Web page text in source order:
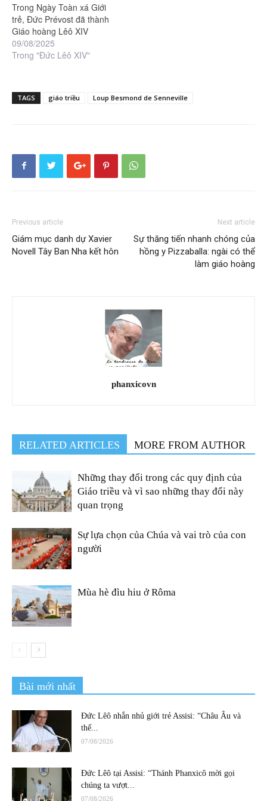
Trong Ngày Toàn xá Giới
trẻ, Đức Prévost đã thành
Giáo hoàng Lêô XIV
09/08/2025
Trong "Đức Lêô XIV"
TAGS giáo triều Loup Besmond de Senneville
Previous article
Giám mục danh dự Xavier
Novell Tây Ban Nha kết hôn
Next article
Sự thăng tiến nhanh chóng của
hồng y Pizzaballa: ngài có thể
làm giáo hoàng
phanxicovn
RELATED ARTICLES MORE FROM AUTHOR
Những thay đổi trong các quy định của
Giáo triều và vì sao những thay đổi này
quan trọng
Sự lựa chọn của Chúa và vai trò của con
người
Mùa hè đìu hiu ở Rôma
Bài mới nhất
Đức Lêô nhắn nhủ giới trẻ Assisi: “Châu Âu và
thế...
07/08/2026
Đức Lêô tại Assisi: “Thánh Phanxicô mời gọi
chúng ta vượt...
07/08/2026